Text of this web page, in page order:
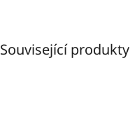
Související produkty